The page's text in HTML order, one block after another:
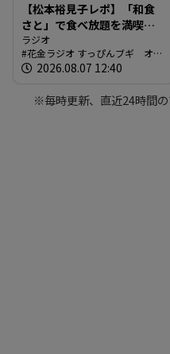
【松本裕見子レポ】「和食
さと」で食べ放題を満喫！
「さとしゃぶ」を体験！！
（RCCラジオ「花金ラジオ
すっぴんブギ」企画）
ラジオ
花金ラジオ すっぴんブギ オン
エア情報
2026.08.07 12:40
※毎時更新、直近24時間の